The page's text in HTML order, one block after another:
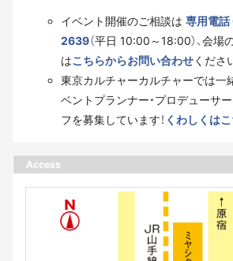
イベント開催のご相談は 専用電
2639（平日 10:00～18:00）、会
はこちらからお問い合わせくださ
東京カルチャーカルチャーでは一
ベントプランナー・プロデューサ
フを募集しています！ くわしくはこ
Access